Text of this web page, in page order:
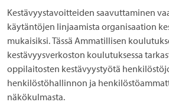
Kestävyystavoitteiden saavuttaminen
käytäntöjen linjaamista organisaation
mukaisiksi. Tässä Ammatillisen
kestävyysverkoston koulutuksessa
oppilaitosten kestävyystyötä
henkilöstöhallinnon ja
näkökulmasta.